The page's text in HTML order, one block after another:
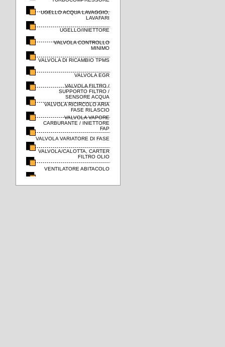
UGELLO ACQUA LAVAGGIO,
LAVAFARI
UGELLO/INIETTORE
VALVOLA CONTROLLO
MINIMO
VALVOLA DI RICAMBIO TPMS
VALVOLA EGR
VALVOLA FILTRO /
SUPPORTO FILTRO /
SENSORE ACQUA
VALVOLA RICIRCOLO ARIA
FASE RILASCIO
VALVOLA VAPORE
CARBURANTE / INIETTORE
FAP
VALVOLA VARIATORE DI FASE
VALVOLA/CALOTTA, CARTER
FILTRO OLIO
VENTILATORE ABITACOLO